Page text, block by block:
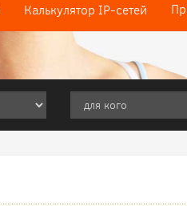
Калькулятор IP-сетей